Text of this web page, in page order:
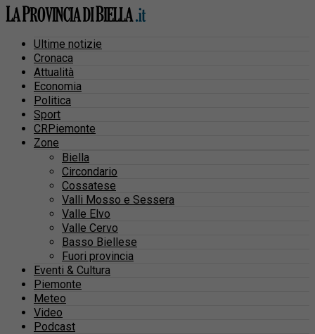
Ultime notizie
Cronaca
Attualità
Economia
Politica
Sport
CRPiemonte
Zone
Biella
Circondario
Cossatese
Valli Mosso e Sessera
Valle Elvo
Valle Cervo
Basso Biellese
Fuori provincia
Eventi & Cultura
Piemonte
Meteo
Video
Podcast